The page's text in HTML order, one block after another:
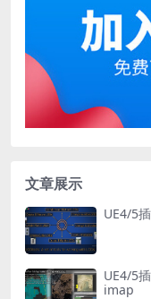
文章展示
UE4/5
UE4/5
imap